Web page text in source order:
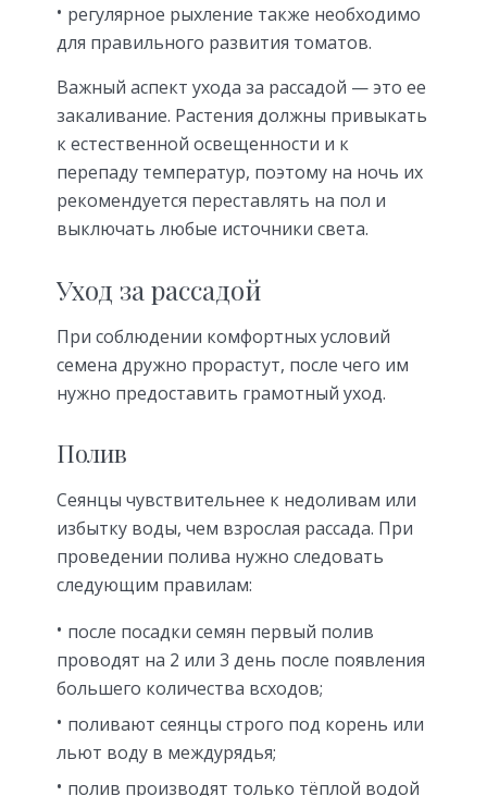
регулярное рыхление также необходимо
для правильного развития томатов.
Важный аспект ухода за рассадой — это ее
закаливание. Растения должны привыкать
к естественной освещенности и к
перепаду температур, поэтому на ночь их
рекомендуется переставлять на пол и
выключать любые источники света.
Уход за рассадой
При соблюдении комфортных условий
семена дружно прорастут, после чего им
нужно предоставить грамотный уход.
Полив
Сеянцы чувствительнее к недоливам или
избытку воды, чем взрослая рассада. При
проведении полива нужно следовать
следующим правилам:
после посадки семян первый полив
проводят на 2 или 3 день после появления
большего количества всходов;
поливают сеянцы строго под корень или
льют воду в междурядья;
полив производят только тёплой водой